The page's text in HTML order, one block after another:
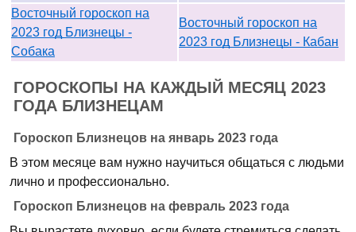
Восточный гороскоп на
2023 год Близнецы -
Собака
Восточный гороскоп на
2023 год Близнецы - Кабан
ГОРОСКОПЫ НА КАЖДЫЙ МЕСЯЦ 2023
ГОДА БЛИЗНЕЦАМ
Гороскоп Близнецов на январь 2023 года
В этом месяце вам нужно научиться общаться с людьми
лично и профессионально.
Гороскоп Близнецов на февраль 2023 года